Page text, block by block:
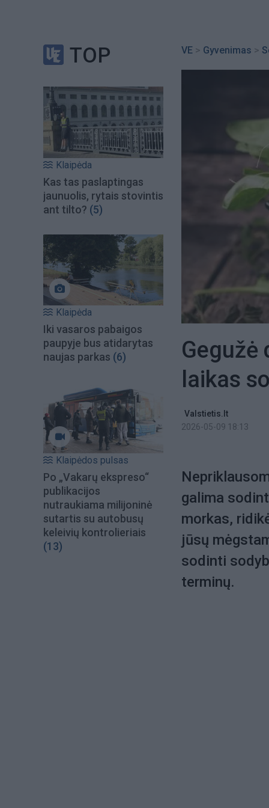
TOP
Klaipėda
Kas tas paslaptingas
jaunuolis, rytais stovintis
ant tilto? (5)
Klaipėda
Iki vasaros pabaigos
paupyje bus atidarytas
naujas parkas (6)
Klaipėdos pulsas
Po „Vakarų ekspreso“
publikacijos
nutraukiama milijoninė
sutartis su autobusų
keleivių kontrolieriais
(13)
VE > Gyvenimas >
Gegužė
laikas
Valstietis.lt
2026-05-09 18:13
galima
morkas,
jūsų
sodinti
terminų.